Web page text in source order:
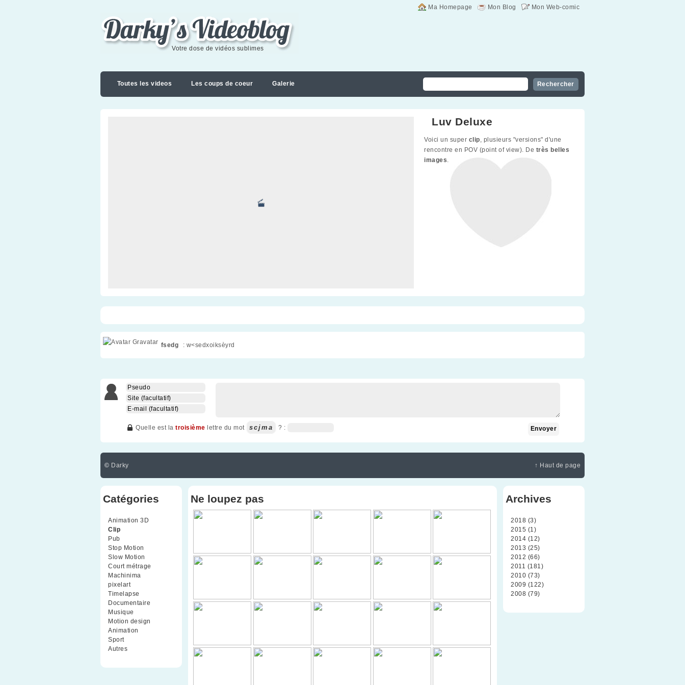
Mon Web-comic
Mon Blog
Ma Homepage
Darky's videoblog
Votre dose de vidéos sublimes
Toutes les videos Les coups de coeur Galerie
Luv Deluxe
Voici un super clip, plusieurs "versions" d'une
rencontre en POV (point of view). De très belles
images.
fsedg : w<sedxoiksèyrd
Quelle est la troisième lettre du mot scjma ? :
© Darky ↑ Haut de page
Catégories
Animation 3D
Clip
Pub
Stop Motion
Slow Motion
Court métrage
Machinima
pixelart(10)
Timelapse
Documentaire
Musique
Motion design
Animation
Sport(2)
Autres
Ne loupez pas Archives
2018 (3)
2015 (1)
2014 (12)
2013 (25)
2012 (66)
2011 (181)
2010 (73)
2009 (122)
2008 (79)